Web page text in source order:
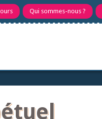
Qui sommes-nous ?